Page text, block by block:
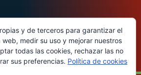
y de terceros para garantizar el
medir su uso y mejorar nuestros
todas las cookies, rechazar las no
sus preferencias. Política de cookies